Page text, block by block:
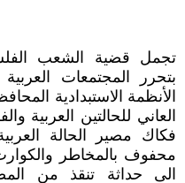
تجمل قضية الشعب
بتحرر المجتمعات العربية
الأنظمة الاستبدادية
العاني للحالتين العربية
فكاك مصير الحالة
محفوف بالمخاطر
الى حداثة تنقذ من